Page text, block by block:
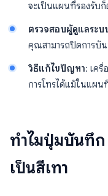
จะเป็นแผนที่รองรับก็
ตรวจสอบผู้ดูแลระบ
คุณสามารถปิดการบั
วิธีแก้ไขปัญหา: เครื่
การโทรได้แม้ในแผ
ทำไมปุ่มบันทึ
เป็นสีเทา